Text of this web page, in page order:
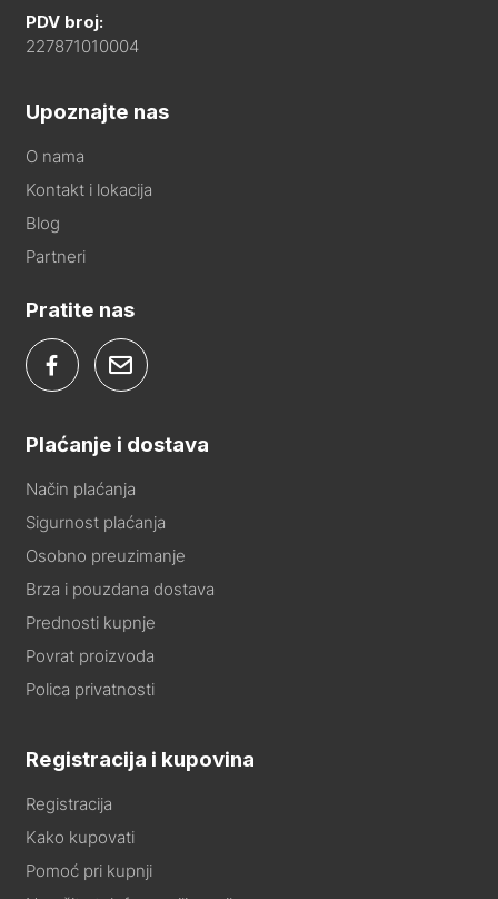
PDV broj:
227871010004
Upoznajte nas
O nama
Kontakt i lokacija
Blog
Partneri
Pratite nas
Plaćanje i dostava
Način plaćanja
Sigurnost plaćanja
Osobno preuzimanje
Brza i pouzdana dostava
Prednosti kupnje
Povrat proizvoda
Polica privatnosti
Registracija i kupovina
Registracija
Kako kupovati
Pomoć pri kupnji